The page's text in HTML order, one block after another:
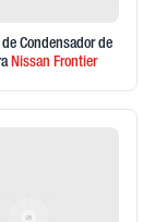
Condensador de
Nissan Frontier